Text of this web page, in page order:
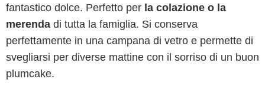
fantastico dolce. Perfetto per la colazione o la
merenda di tutta la famiglia. Si conserva
perfettamente in una campana di vetro e permette di
svegliarsi per diverse mattine con il sorriso di un buon
plumcake.